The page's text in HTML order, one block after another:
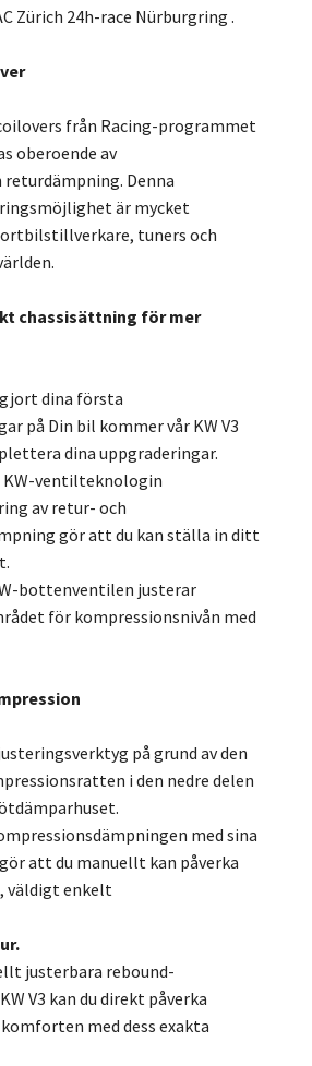
Zürich 24h-race Nürburgring .
från Racing-programmet
oberoende av
Denna
är mycket
tuners och
chassisättning för mer
dina första
på Din bil kommer vår KW V3
dina uppgraderingar.
KW-ventilteknologin
av retur- och
gör att du kan ställa in ditt
bottenventilen justerar
för kompressionsnivån med
på grund av den
i den nedre delen
med sina
att du manuellt kan påverka
väldigt enkelt
justerbara rebound-
V3 kan du direkt påverka
med dess exakta